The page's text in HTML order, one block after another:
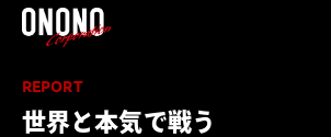
REPORT
世界と本気で戦う